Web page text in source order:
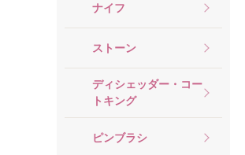
ナイフ
ストーン
ディシェッダー・コー
トキング
ピンブラシ